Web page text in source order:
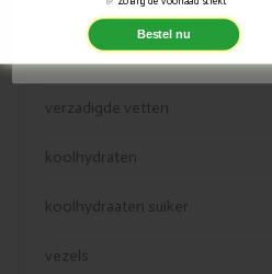
verzadigde vetten
koolhydraten
koolhydraaten suiker
vezels
We sturen je af en toe een mailtje, alleen als we echt
Bestel nu